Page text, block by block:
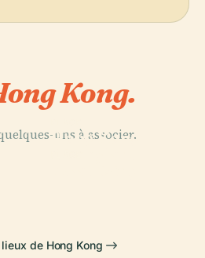
Kong.
uns à associer.
Hong Kong
de Hong Kong